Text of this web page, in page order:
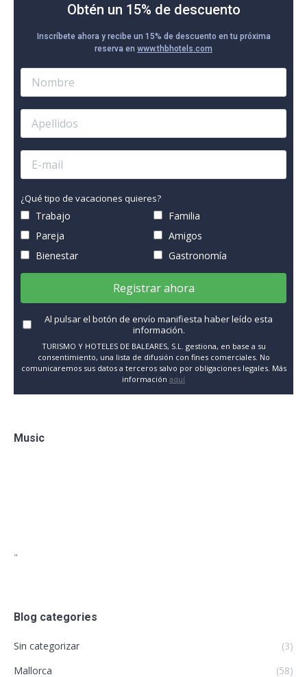
Obtén un 15% de descuento
Inscríbete ahora y recibe un 15% de descuento en tu próxima
reserva en www.thbhotels.com
¿Qué tipo de vacaciones quieres?
Trabajo
Familia
Pareja
Amigos
Bienestar
Gastronomía
Registrar ahora
Al pulsar el botón de envío manifiesta haber leído esta
información.
TURISMO Y HOTELES DE BALEARES, S.L. gestiona, en base a su
consentimiento, una lista de difusión con fines comerciales. No
comunicaremos sus datos a terceros salvo por obligaciones legales. Más
información aquí
Music
"
Blog categories
Sin categorizar
(3)
Mallorca
(58)